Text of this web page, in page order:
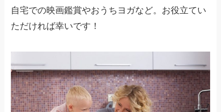
自宅での映画鑑賞やおうちヨガなど。お役立てい
ただければ幸いです！